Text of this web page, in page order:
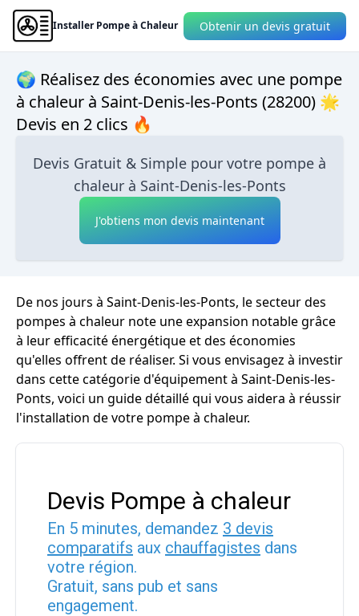
Installer Pompe à Chaleur Obtenir un devis gratuit
🌍 Réalisez des économies avec une pompe
à chaleur à Saint-Denis-les-Ponts (28200) 🌟
Devis en 2 clics 🔥
Devis Gratuit & Simple pour votre pompe à
chaleur à Saint-Denis-les-Ponts
J'obtiens mon devis maintenant
De nos jours à Saint-Denis-les-Ponts, le secteur des
pompes à chaleur note une expansion notable grâce
à leur efficacité énergétique et des économies
qu'elles offrent de réaliser. Si vous envisagez à investir
dans cette catégorie d'équipement à Saint-Denis-les-
Ponts, voici un guide détaillé qui vous aidera à réussir
l'installation de votre pompe à chaleur.
Devis Pompe à chaleur
En 5 minutes, demandez 3 devis
comparatifs aux chauffagistes dans
votre région.
Gratuit, sans pub et sans
engagement.